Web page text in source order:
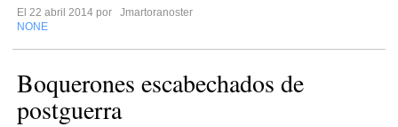
El 22 abril 2014 por
Jmartoranoster
NONE
Boquerones escabechados de
postguerra